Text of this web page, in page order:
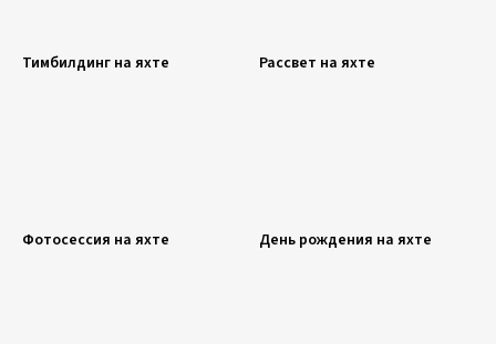
Тимбилдинг на яхте Рассвет на яхте
Фотосессия на яхте День рождения на яхте